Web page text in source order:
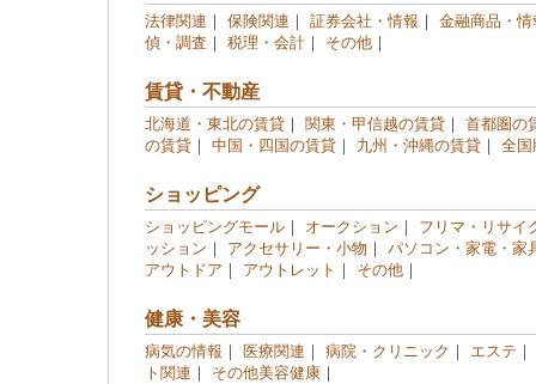
法律関連 ｜ 保険関連 ｜ 証券会社・情報 ｜ 金融商品・情
偵・調査 ｜ 税理・会計 ｜ その他 ｜
賃貸・不動産
北海道・東北の賃貸 ｜ 関東・甲信越の賃貸 ｜ 首都圏の
の賃貸 ｜ 中国・四国の賃貸 ｜ 九州・沖縄の賃貸 ｜ 全国
ショッピング
ショッピングモール ｜ オークション ｜ フリマ・リサイ
ッション ｜ アクセサリー・小物 ｜ パソコン・家電・家
アウトドア ｜ アウトレット ｜ その他 ｜
健康・美容
病気の情報 ｜ 医療関連 ｜ 病院・クリニック ｜ エステ ｜
ト関連 ｜ その他美容健康 ｜